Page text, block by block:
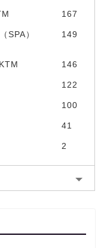
167
SPA）
149
146
122
100
41
2